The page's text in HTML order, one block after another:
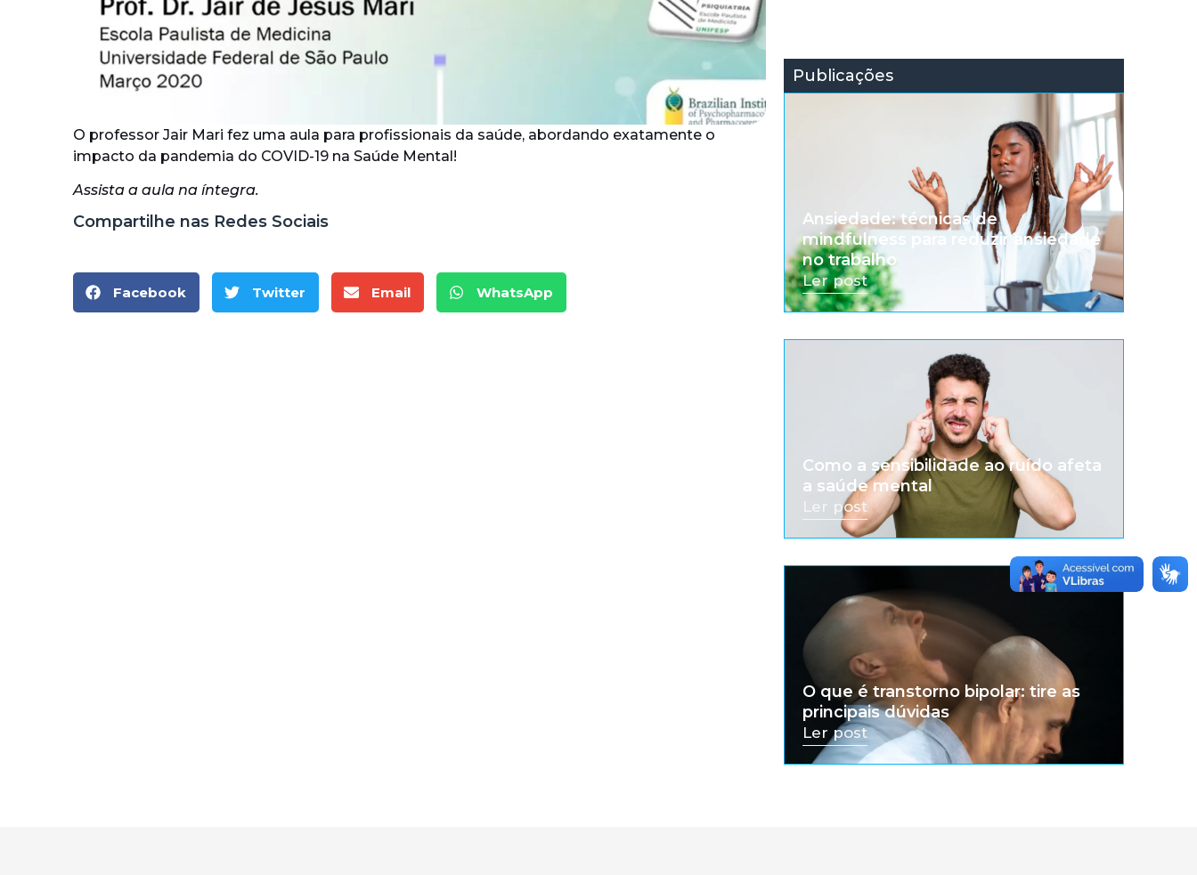
O professor Jair Mari fez uma aula para profissionais da saúde, abordando exatamente o
impacto da pandemia do COVID-19 na Saúde Mental!
Assista a aula na íntegra.
Compartilhe nas Redes Sociais
Facebook Twitter Email WhatsApp
Publicações
Ansiedade: técnicas de
mindfulness para reduzir ansiedade
no trabalho
Ler post
Como a sensibilidade ao ruído afeta
a saúde mental
Ler post
O que é transtorno bipolar: tire as
principais dúvidas
Ler post